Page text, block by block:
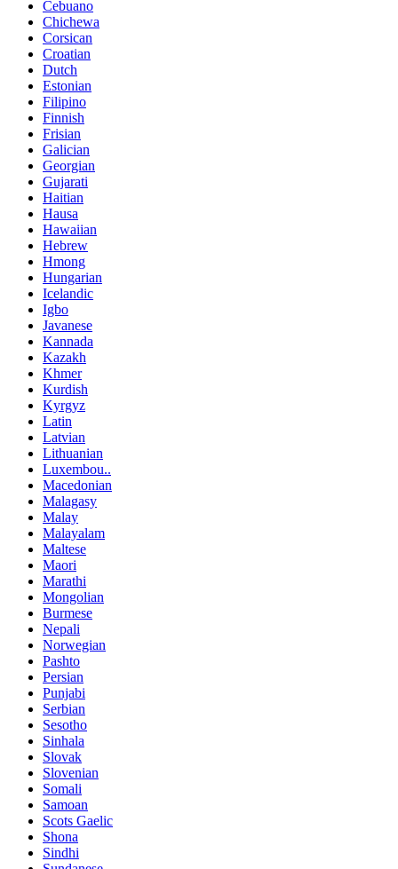
Cebuano
Chichewa
Corsican
Croatian
Dutch
Estonian
Filipino
Finnish
Frisian
Galician
Georgian
Gujarati
Haitian
Hausa
Hawaiian
Hebrew
Hmong
Hungarian
Icelandic
Igbo
Javanese
Kannada
Kazakh
Khmer
Kurdish
Kyrgyz
Latin
Latvian
Lithuanian
Luxembou..
Macedonian
Malagasy
Malay
Malayalam
Maltese
Maori
Marathi
Mongolian
Burmese
Nepali
Norwegian
Pashto
Persian
Punjabi
Serbian
Sesotho
Sinhala
Slovak
Slovenian
Somali
Samoan
Scots Gaelic
Shona
Sindhi